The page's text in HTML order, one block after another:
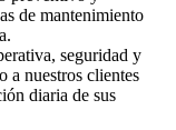
de mantenimiento
seguridad y
a nuestros clientes
diaria de sus